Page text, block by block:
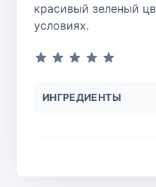
красивый зеленый
условиях.
ИНГРЕДИЕНТЫ